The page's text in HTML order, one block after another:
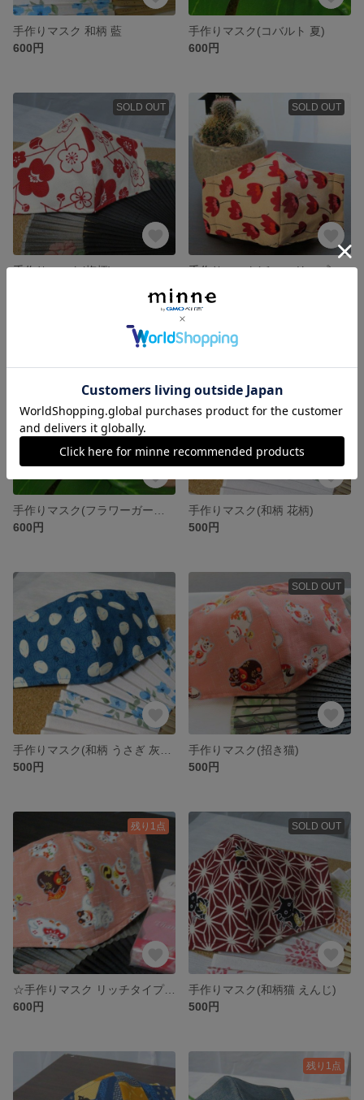
手作りマスク 和柄 藍
600円
手作りマスク(コバルト 夏)
600円
SOLD OUT
手作りマスク(梅柄)
SOLD OUT
手作りマスク(チューリップ)
残り1点
600円
手作りマスク(和柄 花柄)
500円
500円
SOLD OUT
手作りマスク(招き猫)
500円
残り1点
☆手作りマスク リッチタイプ(招き猫 )
600円
SOLD OUT
手作りマスク(和柄猫 えんじ)
500円
残り1点